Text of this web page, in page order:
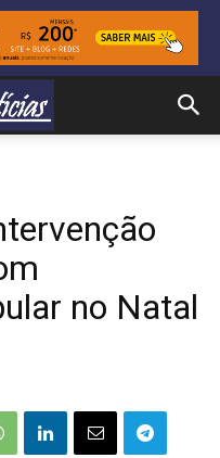
no Natal